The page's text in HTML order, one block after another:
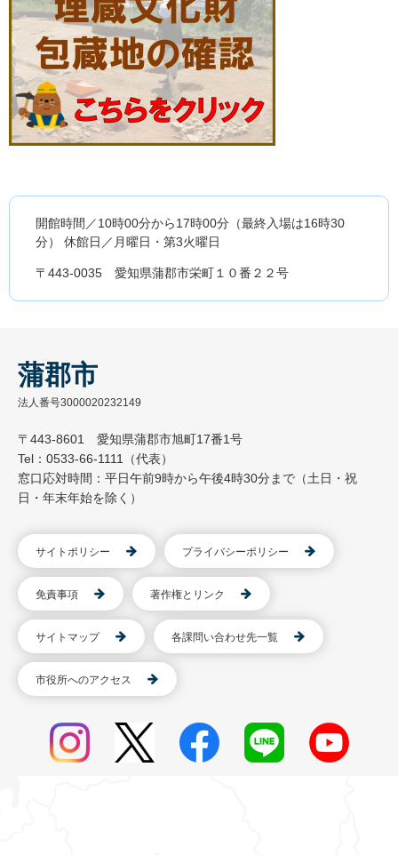
開館時間／10時00分から17時00分（最終入場は16時30
分） 休館日／月曜日・第3火曜日
〒443-0035 愛知県蒲郡市栄町１０番２２号
蒲郡市
法人番号3000020232149
〒443-8601 愛知県蒲郡市旭町17番1号
Tel：0533-66-1111（代表）
窓口応対時間：平日午前9時から午後4時30分まで（土日・祝
日・年末年始を除く）
サイトポリシー プライバシーポリシー
免責事項 著作権とリンク
サイトマップ 各課問い合わせ先一覧
市役所へのアクセス